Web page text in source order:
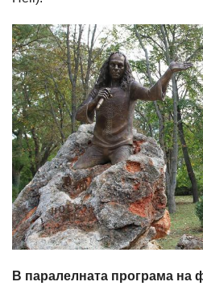
В паралелната програма на